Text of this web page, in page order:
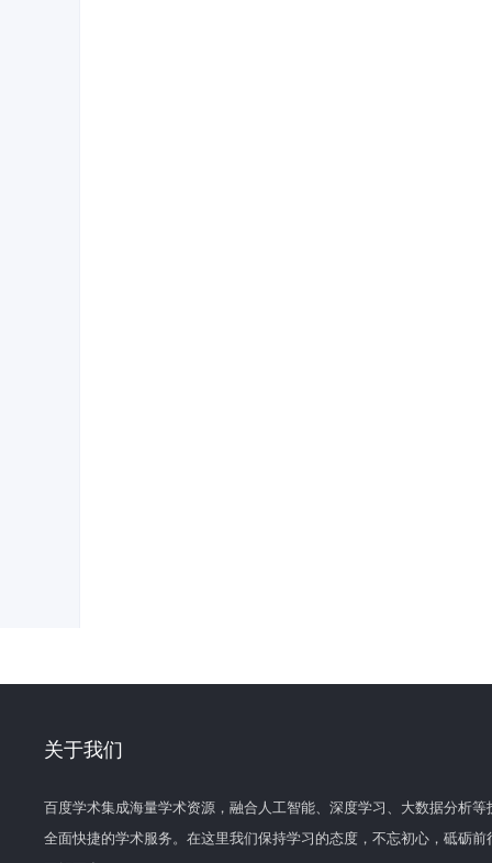
关于我们
百度学术集成海量学术资源，融合人工智能、深度学习、大数据分析
全面快捷的学术服务。在这里我们保持学习的态度，不忘初心，砥砺前